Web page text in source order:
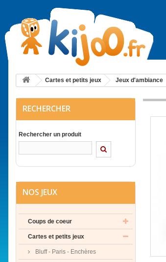
Cartes et petits jeux Jeux d'ambiance
RECHERCHER
Rechercher un produit
NOS JEUX
Coups de coeur
Cartes et petits jeux
Bluff - Paris - Enchères